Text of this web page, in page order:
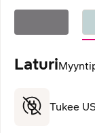
Laturi
Tukee